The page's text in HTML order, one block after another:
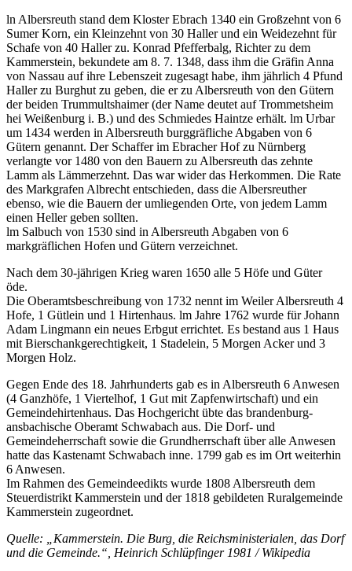
ln Albersreuth stand dem Kloster Ebrach 1340 ein Großzehnt von 6
Sumer Korn, ein Kleinzehnt von 30 Haller und ein Weidezehnt für
Schafe von 40 Haller zu. Konrad Pfefferbalg, Richter zu dem
Kammerstein, bekundete am 8. 7. 1348, dass ihm die Gräfin Anna
von Nassau auf ihre Lebenszeit zugesagt habe, ihm jährlich 4 Pfund
Haller zu Burghut zu geben, die er zu Albersreuth von den Gütern
der beiden Trummultshaimer (der Name deutet auf Trommetsheim
hei Weißenburg i. B.) und des Schmiedes Haintze erhält. lm Urbar
um 1434 werden in Albersreuth burggräfliche Abgaben von 6
Gütern genannt. Der Schaffer im Ebracher Hof zu Nürnberg
verlangte vor 1480 von den Bauern zu Albersreuth das zehnte
Lamm als Lämmerzehnt. Das war wider das Herkommen. Die Rate
des Markgrafen Albrecht entschieden, dass die Albersreuther
ebenso, wie die Bauern der umliegenden Orte, von jedem Lamm
einen Heller geben sollten.
lm Salbuch von 1530 sind in Albersreuth Abgaben von 6
markgräflichen Hofen und Gütern verzeichnet.
Nach dem 30-jährigen Krieg waren 1650 alle 5 Höfe und Güter
öde.
Die Oberamtsbeschreibung von 1732 nennt im Weiler Albersreuth 4
Hofe, 1 Gütlein und 1 Hirtenhaus. lm Jahre 1762 wurde für Johann
Adam Lingmann ein neues Erbgut errichtet. Es bestand aus 1 Haus
mit Bierschankgerechtigkeit, 1 Stadelein, 5 Morgen Acker und 3
Morgen Holz.
Gegen Ende des 18. Jahrhunderts gab es in Albersreuth 6 Anwesen
(4 Ganzhöfe, 1 Viertelhof, 1 Gut mit Zapfenwirtschaft) und ein
Gemeindehirtenhaus. Das Hochgericht übte das brandenburg-
ansbachische Oberamt Schwabach aus. Die Dorf- und
Gemeindeherrschaft sowie die Grundherrschaft über alle Anwesen
hatte das Kastenamt Schwabach inne. 1799 gab es im Ort weiterhin
6 Anwesen.
Im Rahmen des Gemeindeedikts wurde 1808 Albersreuth dem
Steuerdistrikt Kammerstein und der 1818 gebildeten Ruralgemeinde
Kammerstein zugeordnet.
Quelle: „Kammerstein. Die Burg, die Reichsministerialen, das Dorf
und die Gemeinde.“, Heinrich Schlüpfinger 1981 / Wikipedia